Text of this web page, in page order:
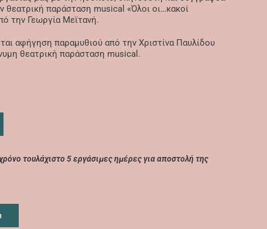
θεατρική παράσταση musical «Όλοι οι…κακοί
την Γεωργία Μεϊτανή.
αφήγηση παραμυθιού από την Χριστίνα Παυλίδου
θεατρική παράσταση musical.
τουλάχιστο 5 εργάσιμες ημέρες για αποστολή της